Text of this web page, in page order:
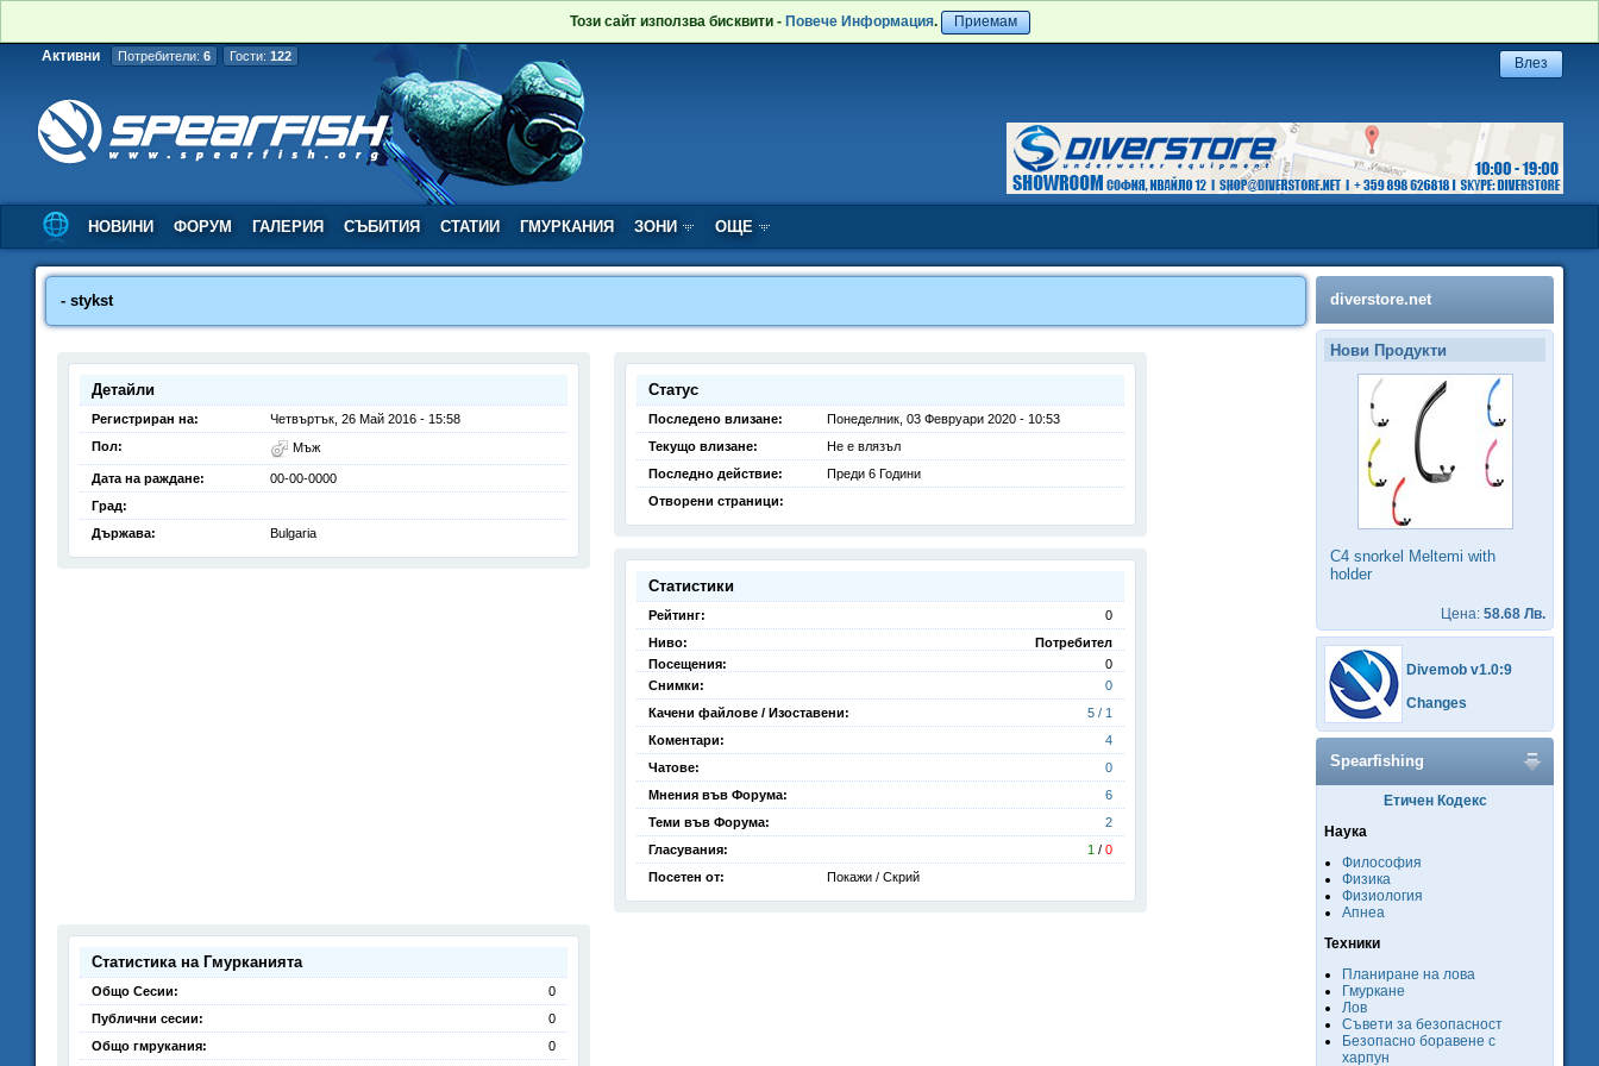
Този сайт използва бисквити - Повече Информация. Приемам
Активни Потребители: 6 Гости: 122
НОВИНИ ФОРУМ ГАЛЕРИЯ СЪБИТИЯ СТАТИИ ГМУРКАНИЯ ЗОНИ ОЩЕ
- stykst
Детайли
Регистриран на:
Четвъртък, 26 Май 2016 - 15:58
Пол:
Мъж
Дата на раждане:
00-00-0000
Град:
Държава:
Bulgaria
Статус
Последено влизане:
Понеделник, 03 Февруари 2020 - 10:53
Текущо влизане:
Не е влязъл
Последно действие:
Преди 6 Години
Отворени страници:
Статистики
Рейтинг:
0
Ниво:
Потребител
Посещения:
0
Снимки:
0
Качени файлове / Изоставени:
5 / 1
Коментари:
4
Чатове:
0
Мнения във Форума:
6
Теми във Форума:
2
Гласувания:
1 / 0
Посетен от:
Покажи / Скрий
Статистика на Гмурканията
Общо Сесии:
0
Публични сесии:
0
Общо гмрукания:
0
diverstore.net
Нови Продукти
C4 snorkel Meltemi with
holder
Цена: 58.68 Лв.
Divemob v1.0:9
Changes
Spearfishing
Етичен Кодекс
Наука
Философия
Физика
Физиология
Апнеа
Техники
Планиране на лова
Гмуркане
Лов
Съвети за безопасност
Безопасно боравене с
харпун